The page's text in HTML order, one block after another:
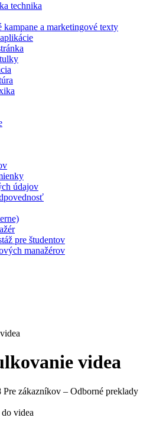
technika
kampane a marketingové texty
údajov
pre študentov
manažérov
videa
Pre zákazníkov – Odborné preklady